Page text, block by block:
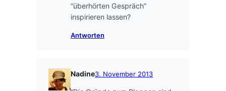
“überhörten Gespräch”
inspirieren lassen?
Antworten
Nadine3. November 2013